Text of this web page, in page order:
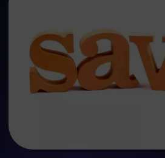
mod ethvert
overspændingsbeskyttelse, så
på, at vores priser er de